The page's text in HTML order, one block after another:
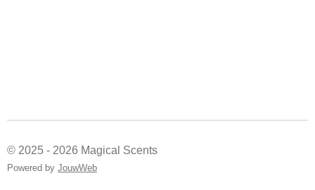
© 2025 - 2026 Magical Scents
Powered by JouwWeb